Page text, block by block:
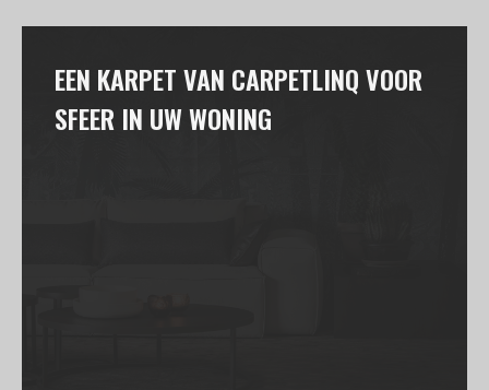
EEN KARPET VAN CARPETLINQ VOOR
SFEER IN UW WONING